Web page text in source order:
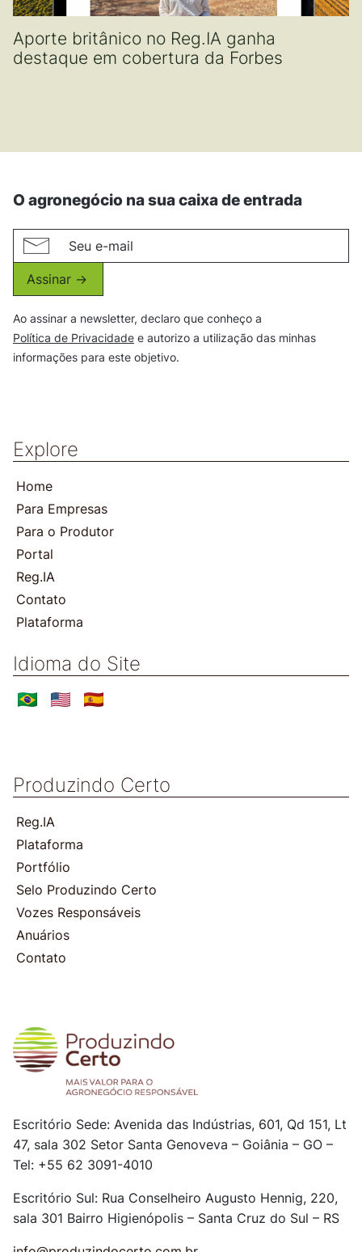
Aporte britânico no Reg.IA ganha
destaque em cobertura da Forbes
Explore
Home
Para Empresas
Para o Produtor
Portal
Reg.IA
Contato
Plataforma
Idioma do Site
Produzindo Certo
Reg.IA
Plataforma
Portfólio
Selo Produzindo Certo
Vozes Responsáveis
Anuários
Contato
O agronegócio na sua caixa de entrada
Assinar ->
Ao assinar a newsletter, declaro que conheço a
Política de Privacidade e autorizo a utilização das minhas
informações para este objetivo.
Escritório Sede: Avenida das Indústrias, 601, Qd 151, Lt
47, sala 302 Setor Santa Genoveva – Goiânia – GO –
Tel: +55 62 3091-4010
Escritório Sul: Rua Conselheiro Augusto Hennig, 220,
sala 301 Bairro Higienópolis – Santa Cruz do Sul – RS